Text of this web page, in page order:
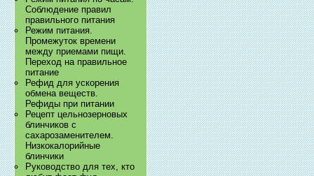
Соблюдение правил
правильного питания
Режим питания.
Промежуток времени
между приемами пищи.
Переход на правильное
питание
Рефид для ускорения
обмена веществ.
Рефиды при питании
Рецепт цельнозерновых
блинчиков с
сахарозаменителем.
Низкокалорийные
блинчики
Руководство для тех, кто